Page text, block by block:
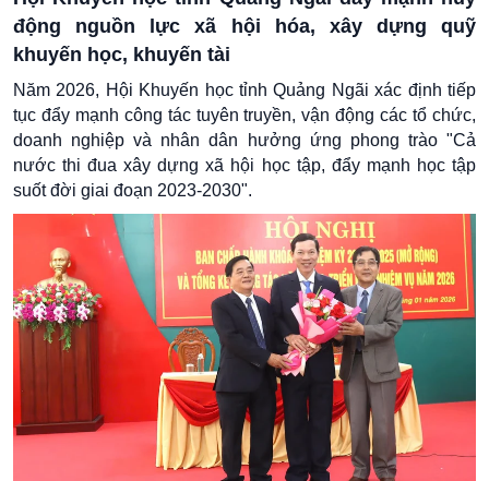
động nguồn lực xã hội hóa, xây dựng quỹ
khuyến học, khuyến tài
Năm 2026, Hội Khuyến học tỉnh Quảng Ngãi xác định tiếp
tục đẩy mạnh công tác tuyên truyền, vận động các tổ chức,
doanh nghiệp và nhân dân hưởng ứng phong trào "Cả
nước thi đua xây dựng xã hội học tập, đẩy mạnh học tập
suốt đời giai đoạn 2023-2030".